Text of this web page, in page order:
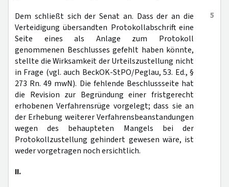
5
Dem schließt sich der Senat an. Dass der an die
Verteidigung übersandten Protokollabschrift eine
Seite eines als Anlage zum Protokoll
genommenen Beschlusses gefehlt haben könnte,
stellte die Wirksamkeit der Urteilszustellung nicht
in Frage (vgl. auch BeckOK-StPO/Peglau, 53. Ed., §
273 Rn. 49 mwN). Die fehlende Beschlussseite hat
die Revision zur Begründung einer fristgerecht
erhobenen Verfahrensrüge vorgelegt; dass sie an
der Erhebung weiterer Verfahrensbeanstandungen
wegen des behaupteten Mangels bei der
Protokollzustellung gehindert gewesen wäre, ist
weder vorgetragen noch ersichtlich.
II.